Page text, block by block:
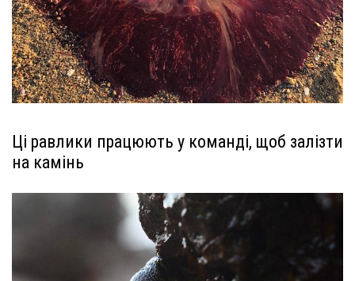
Ці равлики працюють у команді, щоб залізти
на камінь